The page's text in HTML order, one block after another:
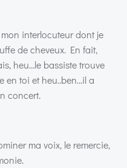
interlocuteur dont je
de cheveux. En fait,
heu…le bassiste trouve
en toi et heu..ben…il a
concert.
ma voix, le remercie,